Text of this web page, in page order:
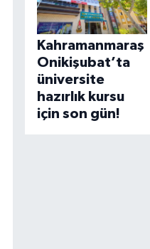
Kahramanmaraş
Onikişubat’ta
üniversite
hazırlık kursu
için son gün!